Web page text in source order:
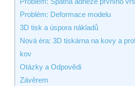
Problém: Deformace modelu
3D tisk a úspora nákladů
Nová éra: 3D tiskárna na kovy a
kov
Otázky a Odpovědi
Závěrem